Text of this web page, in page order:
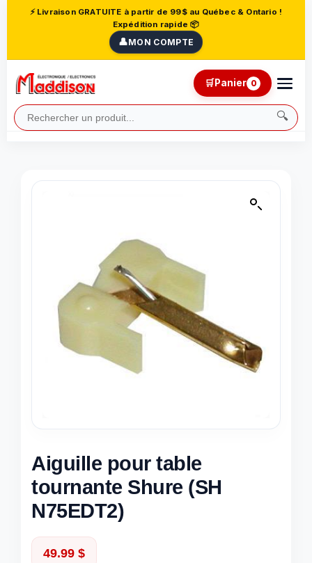
⚡ Livraison GRATUITE à partir de 99$ au Québec & Ontario !
Expédition rapide 📦
👤MON COMPTE
🔍
🛒Panier 0
Aiguille pour table
tournante Shure (SH
N75EDT2)
49.99 $